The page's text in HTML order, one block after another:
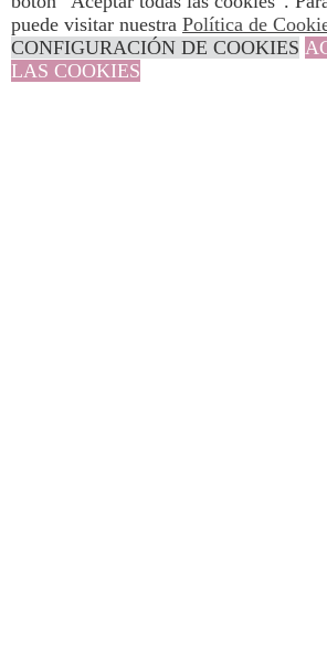
puede visitar nuestra Política de
CONFIGURACIÓN DE COOKIES
LAS COOKIES